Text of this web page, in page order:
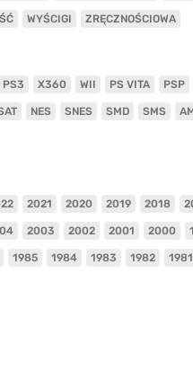
WYŚCIGI ZRĘCZNOŚCIOWA
PS3 X360 WII PS VITA PSP
NES SNES SMD SMS
2021 2020 2019 2018
2003 2002 2001 2000
1985 1984 1983 1982 1981